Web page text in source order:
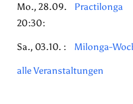
Mo., 28.09.
20:30:
Practilonga
Sa., 03.10. : Milonga-
alle Veranstaltungen